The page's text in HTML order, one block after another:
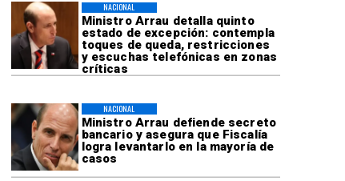
Ministro Arrau detalla quinto
estado de excepción: contempla
toques de queda, restricciones
y escuchas telefónicas en zonas
críticas
NACIONAL
Ministro Arrau defiende secreto
bancario y asegura que Fiscalía
logra levantarlo en la mayoría de
casos
NACIONAL